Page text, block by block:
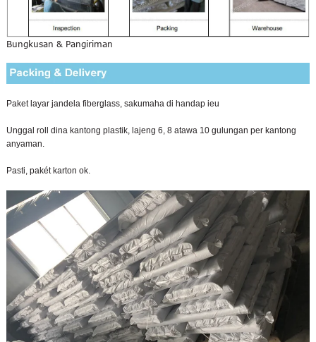
Bungkusan & Pangiriman
Paket layar jandela fiberglass, sakumaha di handap ieu
Unggal roll dina kantong plastik, lajeng 6, 8 atawa 10 gulungan per kantong
anyaman.
Pasti, pakét karton ok.